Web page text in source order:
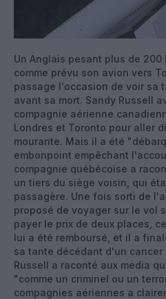
Un Anglais pesant plus de
comme prévu son avion vers
passage l'occasion de voir sa
avant sa mort. Sandy Russell
compagnie aérienne
Londres et Toronto pour aller
mourante. Mais il a été
embonpoint empêchant
compagnie québécoise a
un tiers du siège voisin, qui
passagère. Une fois sorti de
proposé de voyager sur le vol
payer le prix de deux places,
lui a été remboursé, et il a
sa tante décédant d'un cancer
Russell a raconté aux media
"comme un criminel ou un
compagnies aériennes a